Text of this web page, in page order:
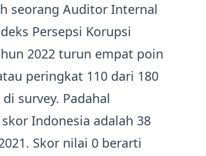
seorang Auditor Internal
Persepsi Korupsi
2022 turun empat poin
peringkat 110 dari 180
survey. Padahal
Indonesia adalah 38
Skor nilai 0 berarti